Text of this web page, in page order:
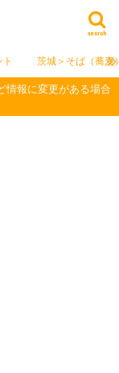
search
茨城＞そば（蕎麦
情報に変更がある場合